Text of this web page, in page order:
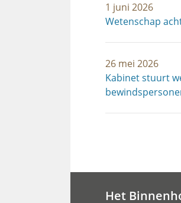
1 juni 2026
Wetenschap
26 mei 2026
Kabinet stuurt
Het